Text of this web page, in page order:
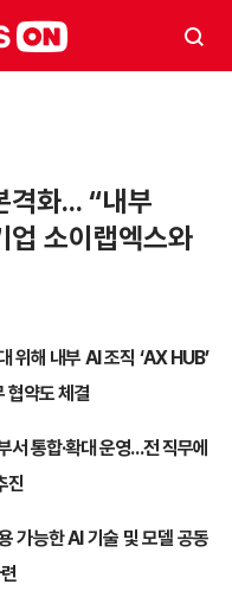
격화… “내부
업 소이랩엑스와
위해 내부 AI 조직 ‘AX HUB’
협약도 체결
서 통합·확대 운영…전 직무에
진
가능한 AI 기술 및 모델 공동